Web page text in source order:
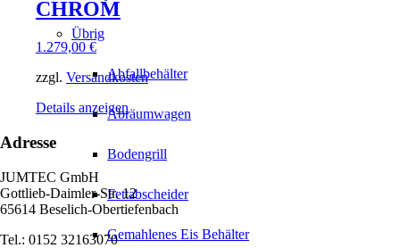
Übrig
Abfallbehälter
Abräumwagen
Bodengrill
Fettabscheider
Gemahlenes Eis Behälter
CHROM
1.279,00 €
zzgl. Versandkosten
Details anzeigen
Adresse
JUMTEC GmbH
Gottlieb-Daimler-Str. 12
65614 Beselich-Obertiefenbach
Tel.: 0152 32163070